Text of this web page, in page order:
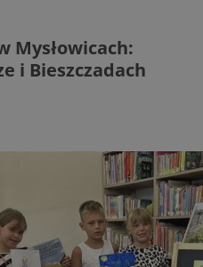
Mysłowicach:
i Bieszczadach